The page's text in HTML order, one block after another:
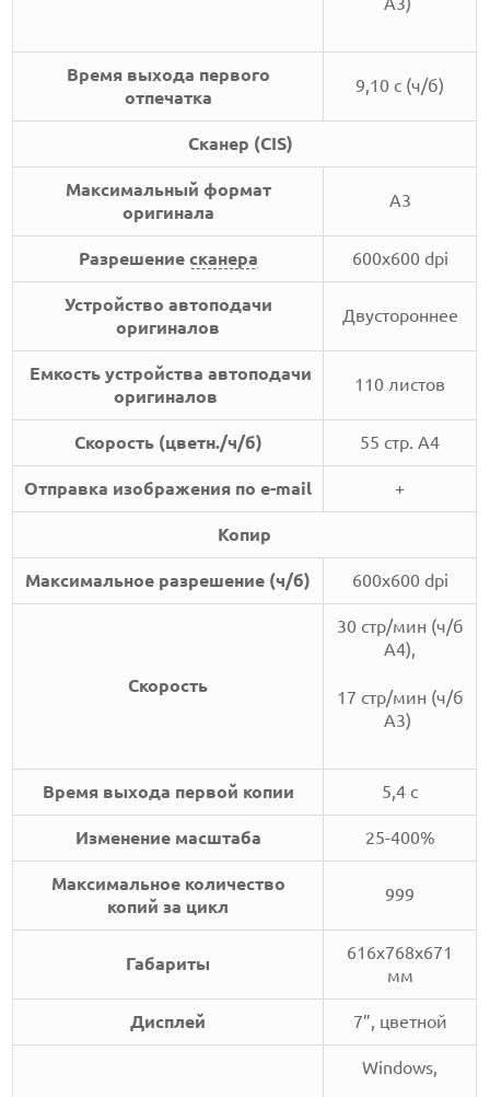
Время выхода первого
отпечатка
9,10 c (ч/б)
Сканер (CIS)
Максимальный формат
оригинала
A3
Разрешение сканера 600x600 dpi
Устройство автоподачи
оригиналов
Двустороннее
Емкость устройства автоподачи
оригиналов
110 листов
Скорость (цветн./ч/б) 55 стр. А4
Отправка изображения по e-mail +
Копир
Максимальное разрешение (ч/б) 600x600 dpi
Скорость
30 стр/мин (ч/б
А4),
17 стр/мин (ч/б
А3)
Время выхода первой копии 5,4 с
Изменение масштаба 25-400%
Максимальное количество
копий за цикл
999
Габариты
616x768x671
мм
Дисплей 7”, цветной
Windows,